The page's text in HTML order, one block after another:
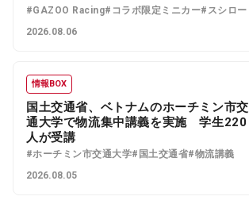
#GAZOO Racing#コラボ限定ミニカー#スシロー
2026.08.06
情報BOX
国土交通省、ベトナムのホーチミン市交
通大学で物流集中講義を実施 学生220
人が受講
#ホーチミン市交通大学#国土交通省#物流講義
2026.08.05